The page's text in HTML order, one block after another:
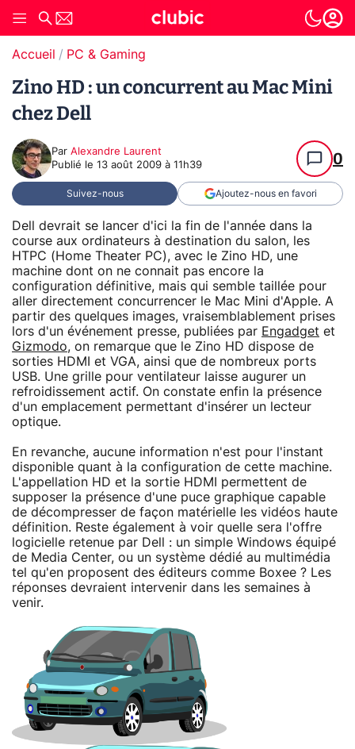
Accueil PC & Gaming
Zino HD : un concurrent au Mac Mini
chez Dell
Par Alexandre Laurent
Publié le 13 août 2009 à 11h39 0
Suivez-nous Ajoutez-nous en favori
Dell devrait se lancer d'ici la fin de l'année dans la
course aux ordinateurs à destination du salon, les
HTPC (Home Theater PC), avec le Zino HD, une
machine dont on ne connait pas encore la
configuration définitive, mais qui semble taillée pour
aller directement concurrencer le Mac Mini d'Apple. A
partir des quelques images, vraisemblablement prises
lors d'un événement presse, publiées par Engadget et
Gizmodo, on remarque que le Zino HD dispose de
sorties HDMI et VGA, ainsi que de nombreux ports
USB. Une grille pour ventilateur laisse augurer un
refroidissement actif. On constate enfin la présence
d'un emplacement permettant d'insérer un lecteur
optique.
En revanche, aucune information n'est pour l'instant
disponible quant à la configuration de cette machine.
L'appellation HD et la sortie HDMI permettent de
supposer la présence d'une puce graphique capable
de décompresser de façon matérielle les vidéos haute
définition. Reste également à voir quelle sera l'offre
logicielle retenue par Dell : un simple Windows équipé
de Media Center, ou un système dédié au multimédia
tel qu'en proposent des éditeurs comme Boxee ? Les
réponses devraient intervenir dans les semaines à
venir.